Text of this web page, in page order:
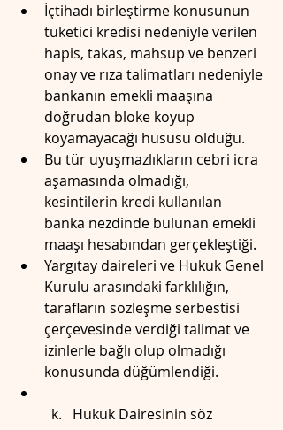
İçtihadı birleştirme konusunun
tüketici kredisi nedeniyle verilen
hapis, takas, mahsup ve benzeri
onay ve rıza talimatları nedeniyle
bankanın emekli maaşına
doğrudan bloke koyup
koyamayacağı hususu olduğu.
Bu tür uyuşmazlıkların cebri icra
aşamasında olmadığı,
kesintilerin kredi kullanılan
banka nezdinde bulunan emekli
maaşı hesabından gerçekleştiği.
Yargıtay daireleri ve Hukuk Genel
Kurulu arasındaki farklılığın,
tarafların sözleşme serbestisi
çerçevesinde verdiği talimat ve
izinlerle bağlı olup olmadığı
konusunda düğümlendiği.
Hukuk Dairesinin söz